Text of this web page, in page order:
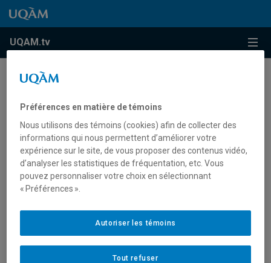
Accéder au contenu
Accéder au menu principal
Accéder à la recherche
Accéder au contenu
Accéder au menu principal
UQAM.tv
Basketball
Basketball
Le basketball
universitaire à l’UQAM
Préférences en matière de témoins
Nous utilisons des témoins (cookies) afin de collecter des
informations qui nous permettent d’améliorer votre
expérience sur le site, de vous proposer des contenus vidéo,
d’analyser les statistiques de fréquentation, etc. Vous
pouvez personnaliser votre choix en sélectionnant
« Préférences ».
Tout refuser
Autoriser les témoins